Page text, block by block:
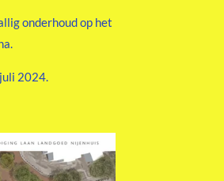
onderhoud op het
2024.